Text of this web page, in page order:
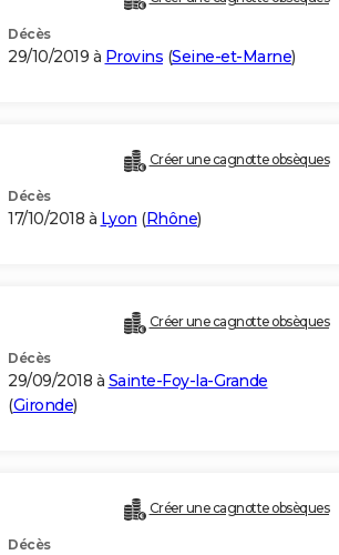
Décès
29/10/2019 à Provins (Seine-et-Marne)
Créer une cagnotte obsèques
Décès
17/10/2018 à Lyon (Rhône)
Créer une cagnotte obsèques
Décès
29/09/2018 à Sainte-Foy-la-Grande
(Gironde)
Créer une cagnotte obsèques
Décès